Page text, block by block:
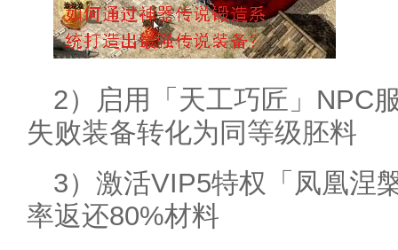
2）启用「天工巧匠」NPC
失败装备转化为同等级胚料
3）激活VIP5特权「凤凰涅
率返还80%材料